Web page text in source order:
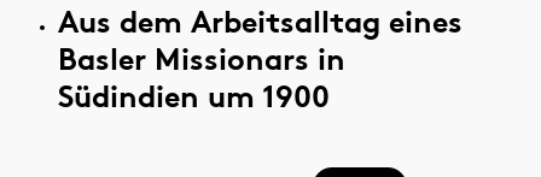
Aus dem Arbeitsalltag eines
Basler Missionars in
Südindien um 1900